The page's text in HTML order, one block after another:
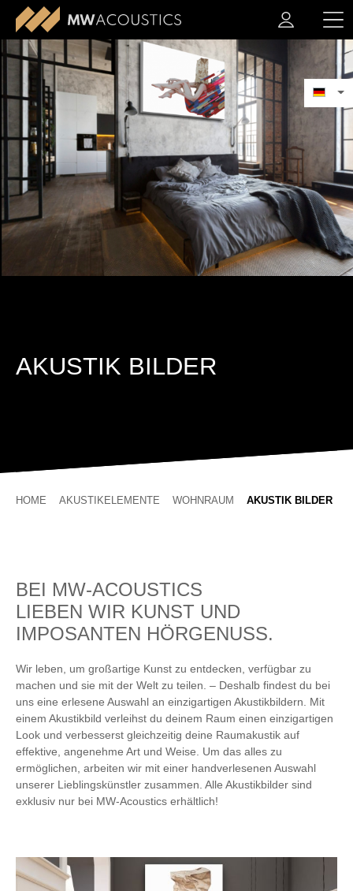
AKUSTIK BILDER
HOME AKUSTIKELEMENTE WOHNRAUM AKUSTIK BILDER
BEI MW-ACOUSTICS
LIEBEN WIR KUNST UND
IMPOSANTEN HÖRGENUSS.
Wir leben, um großartige Kunst zu entdecken, verfügbar zu
machen und sie mit der Welt zu teilen. – Deshalb findest du bei
uns eine erlesene Auswahl an einzigartigen Akustikbildern. Mit
einem Akustikbild verleihst du deinem Raum einen einzigartigen
Look und verbesserst gleichzeitig deine Raumakustik auf
effektive, angenehme Art und Weise. Um das alles zu
ermöglichen, arbeiten wir mit einer handverlesenen Auswahl
unserer Lieblingskünstler zusammen. Alle Akustikbilder sind
exklusiv nur bei MW-Acoustics erhältlich!